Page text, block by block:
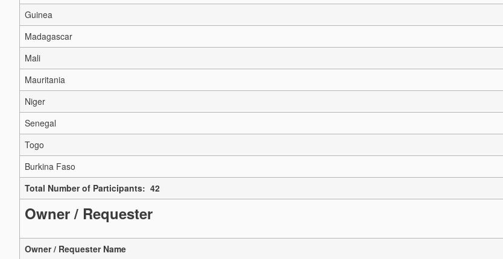
Guinea
Madagascar
Mali
Mauritania
Niger
Senegal
Togo
Burkina Faso
Total Number of Participants: 42
Owner / Requester
Owner / Requester Name